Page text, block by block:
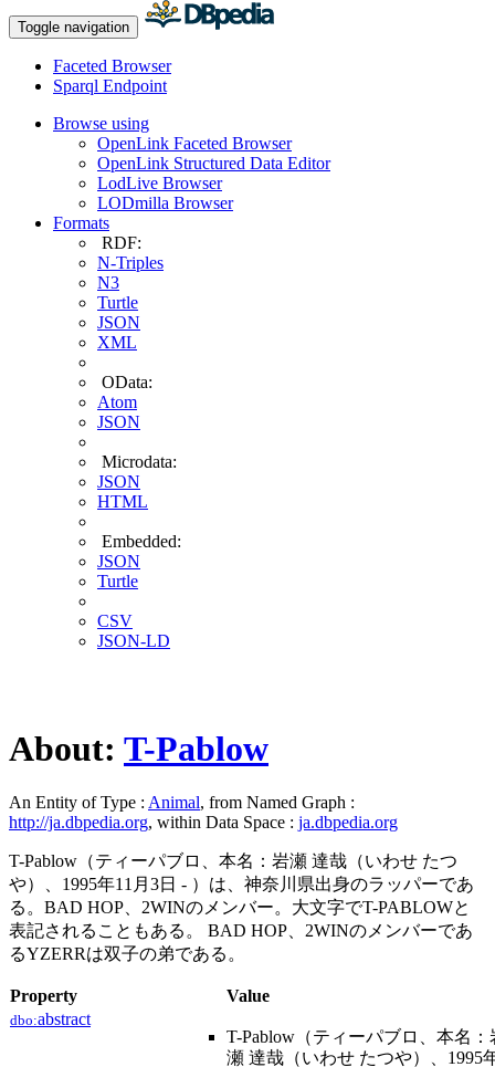
Toggle navigation
Faceted Browser
Sparql Endpoint
Browse using
OpenLink Faceted Browser
OpenLink Structured Data Editor
LodLive Browser
LODmilla Browser
Formats
RDF:
N-Triples
N3
Turtle
JSON
XML
OData:
Atom
JSON
Microdata:
JSON
HTML
Embedded:
JSON
Turtle
CSV
JSON-LD
About: T-Pablow
An Entity of Type : Animal, from Named Graph :
http://ja.dbpedia.org, within Data Space : ja.dbpedia.org
T-Pablow（ティーパブロ、本名：岩瀬 達哉（いわせ たつ
や）、1995年11月3日 - ）は、神奈川県出身のラッパーであ
る。BAD HOP、2WINのメンバー。大文字でT-PABLOWと
表記されることもある。 BAD HOP、2WINのメンバーであ
るYZERRは双子の弟である。
Property Value
dbo:abstract
T-Pablow（ティーパブロ、本名：
瀬 達哉（いわせ たつや）、1995